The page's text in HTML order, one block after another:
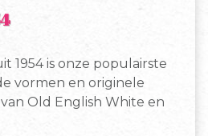
1954 is onze populairste
vormen en originele
Old English White en
luxe uitstraling. Door de